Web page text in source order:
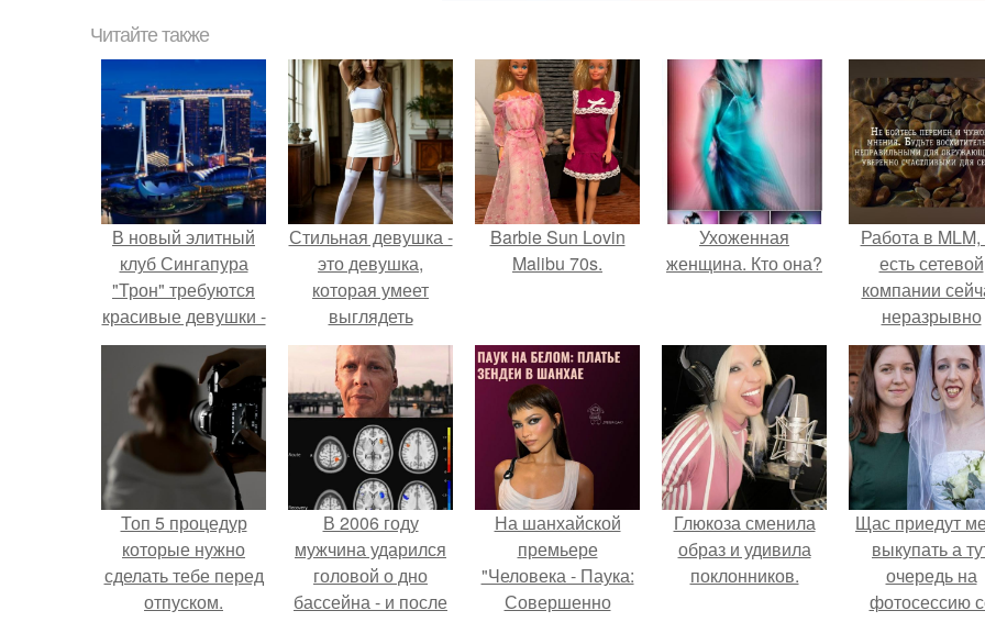
Читайте также
В новый элитный
клуб Сингапура
"Трон" требуются
красивые девушки -
модели для работы
хостесс!
Стильная девушка -
это девушка,
которая умеет
выглядеть
привлекательно и
элегантно в любои
ситуации.
Barbie Sun Lovin
Malibu 70s.
Ухоженная
женщина. Кто она?
Работа в MLM,
есть сетевой
компании
неразрывно
связана с
своего
своей
соц сетях.
Топ 5 процедур
которые нужно
сделать тебе перед
отпуском.
В 2006 году
мужчина ударился
головой о дно
бассейна - и после
На шанхайской
премьере
"Человека - Паука:
Совершенно
Глюкоза сменила
образ и удивила
поклонников.
Щас приедут
выкупать а
очередь на
фотосессию